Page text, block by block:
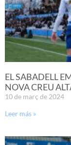
EL SABADELL
NOVA CREU
10 de març de 2024
Leer más »